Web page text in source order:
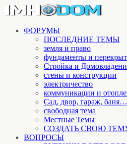
ФОРУМЫ
ПОСЛЕДНИЕ ТЕМЫ
земля и право
фундаменты и
Стройка и
стены и конструкции
электричество
коммуникации и
Cад, двор, гараж, баня…
свободная тема
Местные Темы
СОЗДАТЬ СВОЮ
ВОПРОСЫ